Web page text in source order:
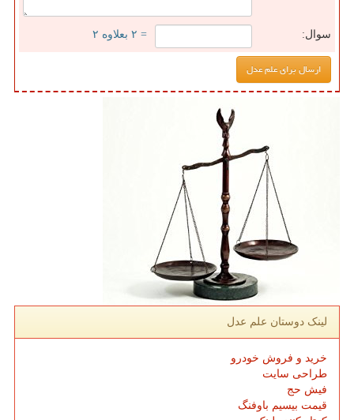
سوال: = ۲ بعلاوه ۲
لینک دوستان علم عدل
خرید و فروش خودرو
طراحی سایت
فیش حج
قیمت بیسیم باوفنگ